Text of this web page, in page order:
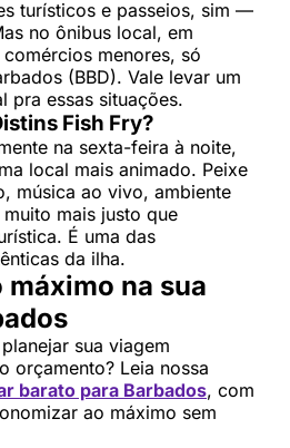
turísticos e passeios, sim —
no ônibus local, em
menores, só
(BBD). Vale levar um
pra essas situações.
Fish Fry?
na sexta-feira à noite,
local mais animado. Peixe
música ao vivo, ambiente
mais justo que
É uma das
da ilha.
máximo na sua
sua viagem
orçamento? Leia nossa
barato para Barbados, com
ao máximo sem